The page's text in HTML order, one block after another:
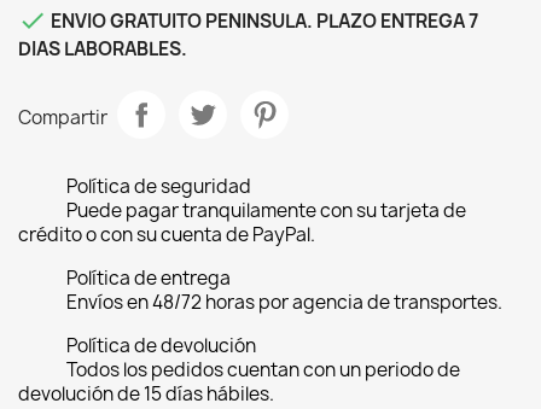
 ENVIO GRATUITO PENINSULA. PLAZO ENTREGA 7
DIAS LABORABLES.
Compartir
Política de seguridad
Puede pagar tranquilamente con su tarjeta de
crédito o con su cuenta de PayPal.
Política de entrega
Envíos en 48/72 horas por agencia de transportes.
Política de devolución
Todos los pedidos cuentan con un periodo de
devolución de 15 días hábiles.